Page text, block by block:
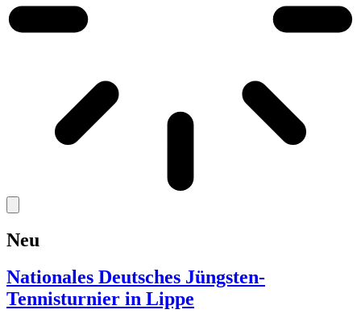
Neu
Nationales Deutsches Jüngsten-
Tennisturnier in Lippe